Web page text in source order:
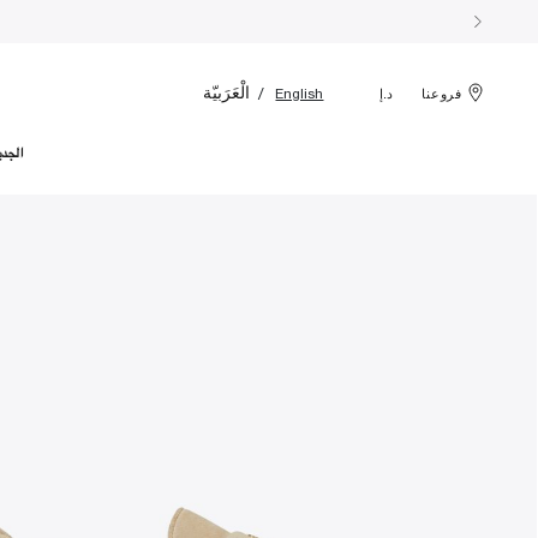
فروعنا د.إ English الْعَرَبيّة